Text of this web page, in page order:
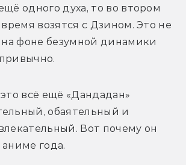
одного духа, то во втором
время возятся с Дзином. Это не
на фоне безумной динамики
всё ещё «Дандадан»
обаятельный и
Вот почему он
года.